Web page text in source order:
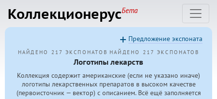
КоллекционерусБета
НАЙДЕНО 217 ЭКСПОНАТОВ НАЙДЕНО 217 ЭКСПОНАТОВ
Логотипы лекарств
Коллекция содержит американские (если не указано иначе)
логотипы лекарственных препаратов в высоком качестве
(первоисточник — вектор) с описанием. Всё ещё заполняется
Предложение экспоната